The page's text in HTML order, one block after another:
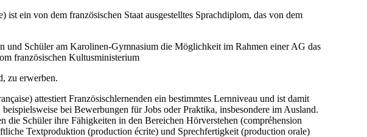
ist ein von dem französischen Staat ausgestelltes Sprachdiplom, das von dem
und Schüler am Karolinen-Gymnasium die Möglichkeit im Rahmen einer AG das
französischen Kultusministerium
zu erwerben.
attestiert Französischlernenden ein bestimmtes Lernniveau und ist damit
bei Bewerbungen für Jobs oder Praktika, insbesondere im Ausland.
die Schüler ihre Fähigkeiten in den Bereichen Hörverstehen (compréhension
Textproduktion (production écrite) und Sprechfertigkeit (production orale)